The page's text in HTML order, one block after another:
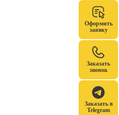
Оформить
заявку
Заказать
звонок
Заказать в
Telegram